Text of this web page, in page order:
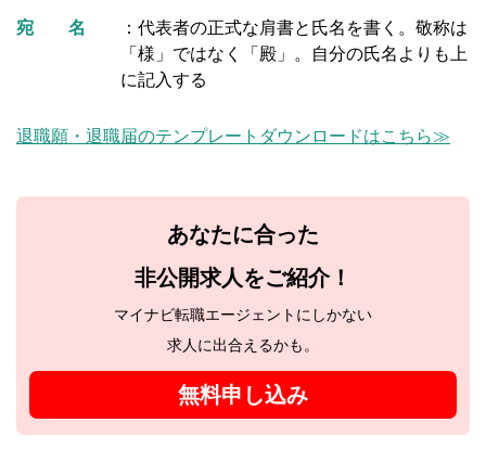
宛 名
：代表者の正式な肩書と氏名を書く。敬称は
「様」ではなく「殿」。自分の氏名よりも上
に記入する
退職願・退職届のテンプレートダウンロードはこちら≫
あなたに合った
非公開求人をご紹介！
マイナビ転職エージェントにしかない
求人に出合えるかも。
無料申し込み